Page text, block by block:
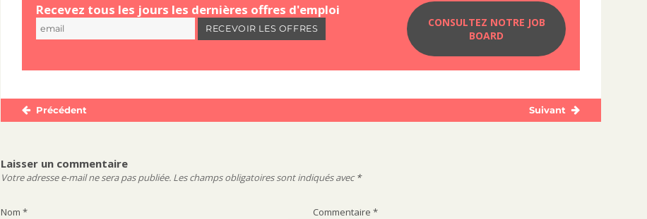
Recevez tous les jours les dernières offres d'emploi
CONSULTEZ NOTRE JOB
BOARD
NavigationPrécédent Suivant
Laisser un commentaire
Votre adresse e-mail ne sera pas publiée. Les champs obligatoires sont indiqués avec*
Commentaire*
Nom*